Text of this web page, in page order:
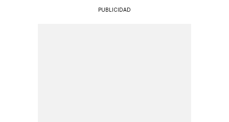
PUBLICIDAD